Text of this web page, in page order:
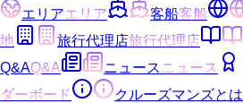
エリアエリア 客船客船
地
旅行代理店旅行代理店
Q&AQ&A ニュース ニュース
ダーボード
クルーズマンズとは